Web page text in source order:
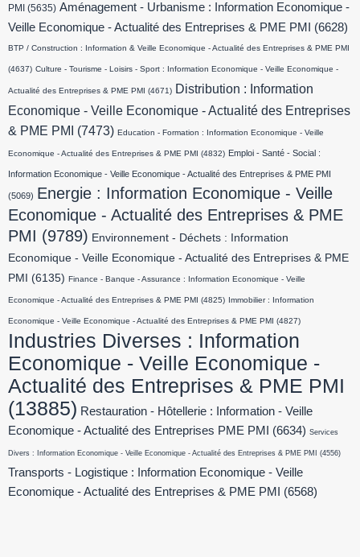
PMI (5635) Aménagement - Urbanisme : Information Economique -
Veille Economique - Actualité des Entreprises & PME PMI
(6628)
BTP / Construction : Information & Veille Economique - Actualité des Entreprises & PME PMI
(4637) Culture - Tourisme - Loisirs - Sport : Information Economique - Veille Economique -
Actualité des Entreprises & PME PMI (4671) Distribution : Information
Economique - Veille Economique - Actualité des Entreprises
& PME PMI
(7473) Education - Formation : Information Economique - Veille
Economique - Actualité des Entreprises & PME PMI (4832) Emploi - Santé - Social :
Information Economique - Veille Economique - Actualité des Entreprises & PME PMI
(5069) Energie : Information Economique - Veille
Economique - Actualité des Entreprises & PME
PMI (9789) Environnement - Déchets : Information
Economique - Veille Economique - Actualité des Entreprises & PME
PMI
(6135) Finance - Banque - Assurance : Information Economique - Veille
Economique - Actualité des Entreprises & PME PMI (4825) Immobilier : Information
Economique - Veille Economique - Actualité des Entreprises & PME PMI (4827)
Industries Diverses : Information
Economique - Veille Economique -
Actualité des Entreprises & PME PMI
(13885) Restauration - Hôtellerie : Information - Veille
Economique - Actualité des Entreprises PME PMI
(6634) Services
Divers : Information Economique - Veille Economique - Actualité des Entreprises & PME PMI (4556)
Transports - Logistique : Information Economique - Veille
Economique - Actualité des Entreprises & PME PMI
(6568)